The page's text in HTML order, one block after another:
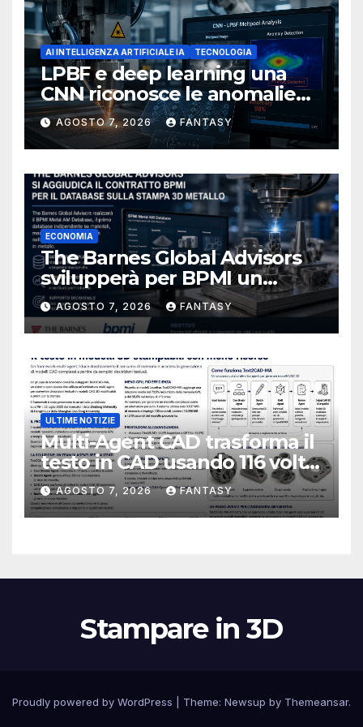
AI INTELLIGENZA ARTIFICIALE IA TECNOLOGIA
LPBF e deep learning una
CNN riconosce le anomalie
del bagno di fusione
AGOSTO 7, 2026 FANTASY
ECONOMIA
The Barnes Global Advisors
svilupperà per BPMI un
database per la stampa 3D
metallica destinata alla filiera
navale statunitense
AGOSTO 7, 2026 FANTASY
ULTIME NOTIZIE
Multi-Agent CAD trasforma il
testo in CAD usando 116 volte
meno token
AGOSTO 7, 2026 FANTASY
Stampare in 3D
Proudly powered by WordPress Theme: Newsup by Themeansar.